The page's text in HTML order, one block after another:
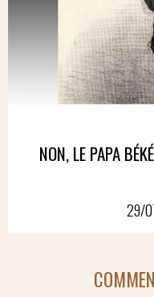
NON, LE PAPA
29/